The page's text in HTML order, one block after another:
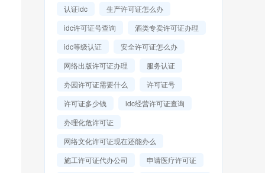
认证idc
生产许可证怎么办
idc许可证号查询
酒类专卖许可证办理
idc等级认证
安全许可证怎么办
网络出版许可证办理
服务认证
办园许可证需要什么
许可证号
许可证多少钱
idc经营许可证查询
办理化危许可证
网络文化许可证现在还能办么
施工许可证代办公司
申请医疗许可证